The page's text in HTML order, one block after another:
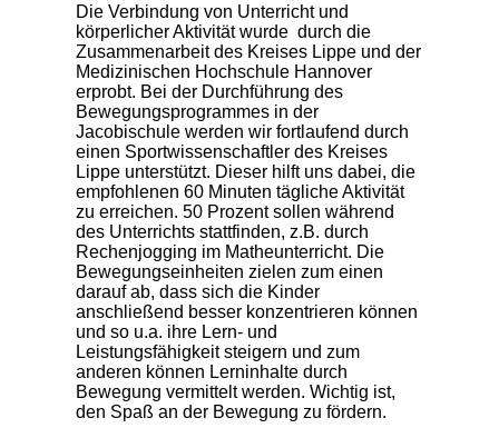
Die Verbindung von Unterricht und
körperlicher Aktivität wurde durch die
Zusammenarbeit des Kreises Lippe und der
Medizinischen Hochschule Hannover
erprobt. Bei der Durchführung des
Bewegungsprogrammes in der
Jacobischule werden wir fortlaufend durch
einen Sportwissenschaftler des Kreises
Lippe unterstützt. Dieser hilft uns dabei, die
empfohlenen 60 Minuten tägliche Aktivität
zu erreichen. 50 Prozent sollen während
des Unterrichts stattfinden, z.B. durch
Rechenjogging im Matheunterricht. Die
Bewegungseinheiten zielen zum einen
darauf ab, dass sich die Kinder
anschließend besser konzentrieren können
und so u.a. ihre Lern- und
Leistungsfähigkeit steigern und zum
anderen können Lerninhalte durch
Bewegung vermittelt werden. Wichtig ist,
den Spaß an der Bewegung zu fördern.